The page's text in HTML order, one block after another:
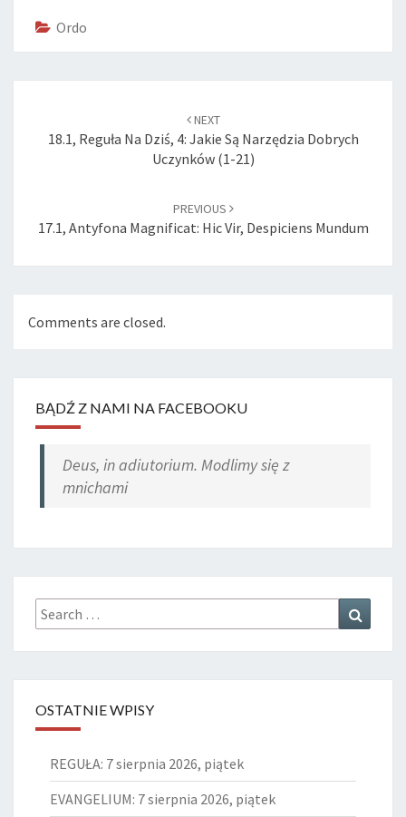
Ordo
NEXT
18.1, Reguła Na Dziś, 4: Jakie Są Narzędzia Dobrych
Uczynków (1-21)
PREVIOUS
17.1, Antyfona Magnificat: Hic Vir, Despiciens Mundum
Comments are closed.
BĄDŹ Z NAMI NA FACEBOOKU
Deus, in adiutorium. Modlimy się z
mnichami
Search
for:
OSTATNIE WPISY
REGUŁA: 7 sierpnia 2026, piątek
EVANGELIUM: 7 sierpnia 2026, piątek